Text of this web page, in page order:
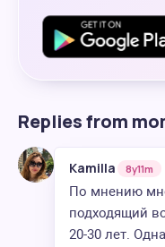
Replies from
Kamilla 8y11m
По мнению
подходящий
20-30 лет.